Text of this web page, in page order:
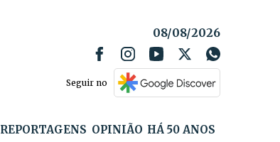
08/08/2026
Seguir no
REPORTAGENS OPINIÃO HÁ 50 ANOS